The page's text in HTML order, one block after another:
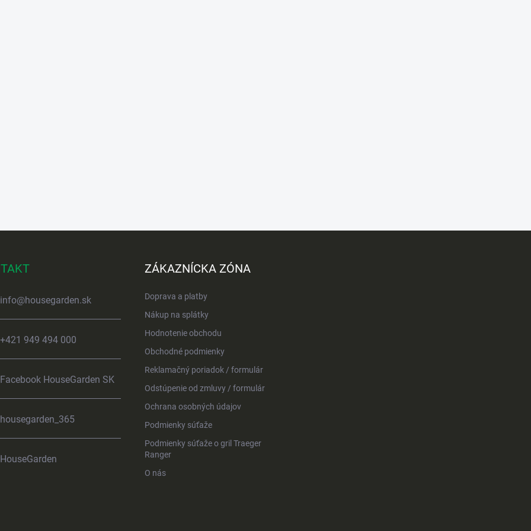
info@housegarden.sk
+421 949 494 000
Facebook HouseGarden SK
housegarden_365
HouseGarden
ZÁKAZNÍCKA ZÓNA
Doprava a platby
Nákup na splátky
Hodnotenie obchodu
Obchodné podmienky
Reklamačný poriadok / formulár
Odstúpenie od zmluvy / formulár
Ochrana osobných údajov
Podmienky súťaže
Podmienky súťaže o gril Traeger
Ranger
O nás